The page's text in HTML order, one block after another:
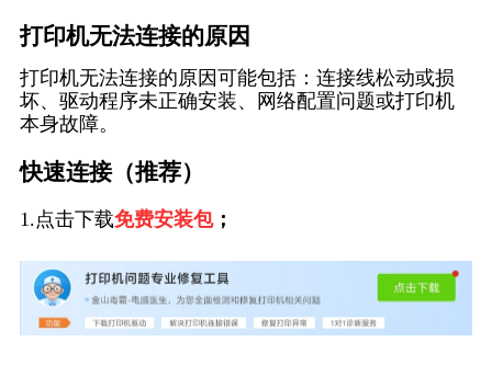
打印机无法连接的原因
打印机无法连接的原因可能包括：连接线松动或损
坏、驱动程序未正确安装、网络配置问题或打印机
本身故障。
快速连接（推荐）
1.点击下载免费安装包；